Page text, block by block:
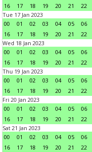
16
17 18 19 20 21 22
Tue 17 Jan 2023
00
01 02 03 04 05 06
16
17 18 19 20 21 22
Wed 18 Jan 2023
00
01 02 03 04 05 06
16
17 18 19 20 21 22
Thu 19 Jan 2023
00
01 02 03 04 05 06
16
17 18 19 20 21 22
Fri 20 Jan 2023
00
01 02 03 04 05 06
16
17 18 19 20 21 22
Sat 21 Jan 2023
00
01 02 03 04 05 06
16
17 18 19 20 21 22